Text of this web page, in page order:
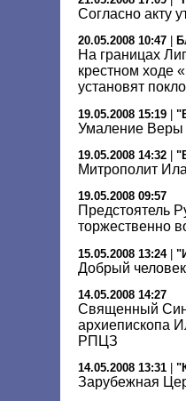
Согласно акту
20.05.2008 10:47
На границах
крестном ходе
установят
19.05.2008 15:19 |
Умаление Веры
19.05.2008 14:32
Митрополит
19.05.2008 09:57
Предстоятель
торжественно
15.05.2008 13:24|
Добрый
14.05.2008 14:27
Священный
архиепископа
РПЦЗ
14.05.2008 13:31
Зарубежная